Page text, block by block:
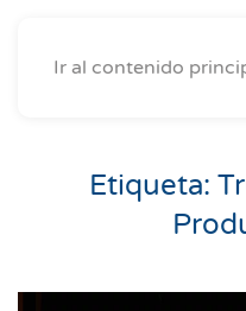
Ir al contenido
Etiqueta: